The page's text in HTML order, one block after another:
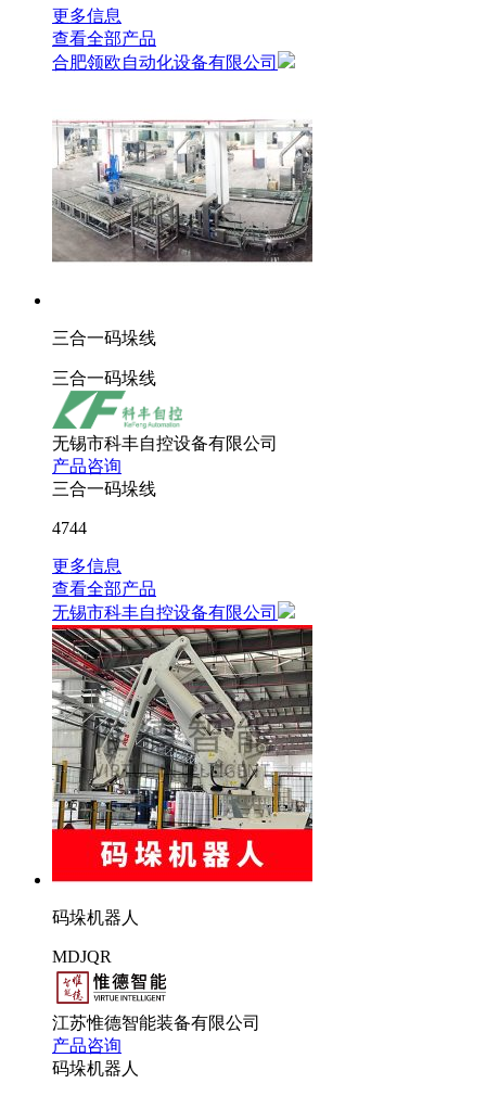
更多信息
查看全部产品
合肥领欧自动化设备有限公司
三合一码垛线
三合一码垛线
无锡市科丰自控设备有限公司
产品咨询
三合一码垛线
4744
更多信息
查看全部产品
无锡市科丰自控设备有限公司
码垛机器人
MDJQR
江苏惟德智能装备有限公司
产品咨询
码垛机器人